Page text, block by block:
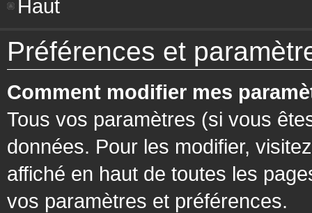
Haut
Préférences et
Comment modifier mes
Tous vos paramètres (si vous
données. Pour les modifier,
affiché en haut de toutes les
vos paramètres et préférences.